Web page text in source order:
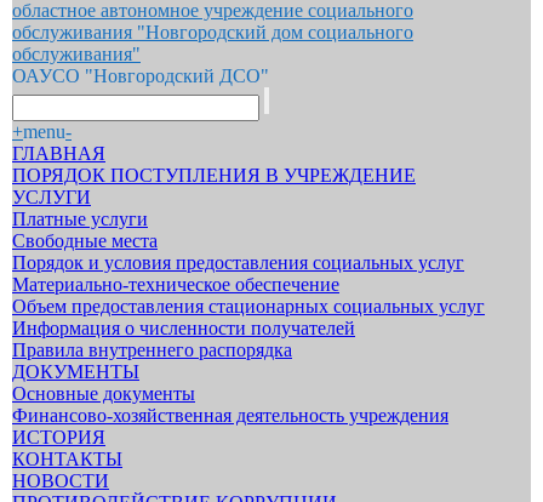
областное автономное учреждение социального
обслуживания "Новгородский дом социального
обслуживания"
ОАУСО "Новгородский ДСО"
+menu-
ГЛАВНАЯ
ПОРЯДОК ПОСТУПЛЕНИЯ В УЧРЕЖДЕНИЕ
УСЛУГИ
Платные услуги
Свободные места
Порядок и условия предоставления социальных услуг
Материально-техническое обеспечение
Объем предоставления стационарных социальных услуг
Информация о численности получателей
Правила внутреннего распорядка
ДОКУМЕНТЫ
Основные документы
Финансово-хозяйственная деятельность учреждения
ИСТОРИЯ
КОНТАКТЫ
НОВОСТИ